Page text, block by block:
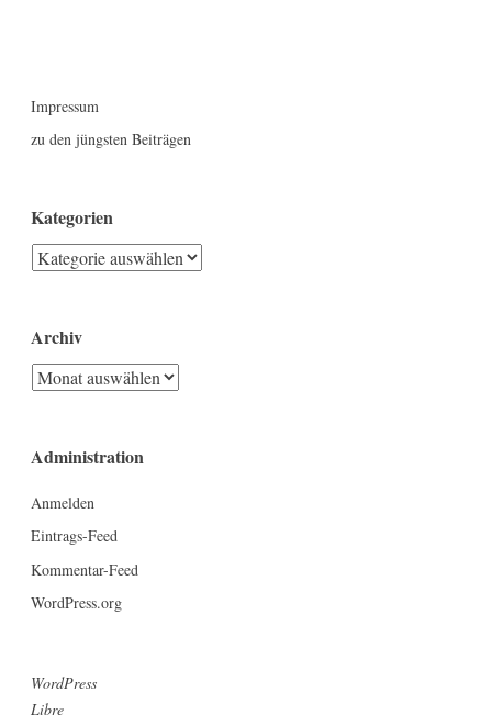
Impressum
zu den jüngsten Beiträgen
Kategorien
Kategorien
Archiv
Archiv
Administration
Anmelden
Eintrags-Feed
Kommentar-Feed
WordPress.org
WordPress
Libre